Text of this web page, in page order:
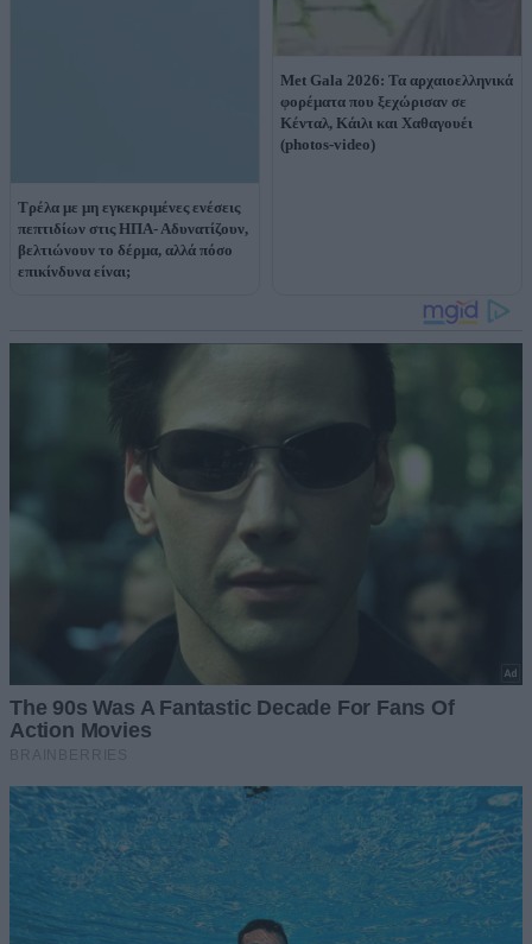
Τρέλα με μη εγκεκριμένες ενέσεις
πεπτιδίων στις ΗΠΑ- Αδυνατίζουν,
βελτιώνουν το δέρμα, αλλά πόσο
επικίνδυνα είναι;
Met Gala 2026: Τα αρχαιοελληνικά
φορέματα που ξεχώρισαν σε
Κένταλ, Κάιλι και Χαθαγουέι
(photos-video)